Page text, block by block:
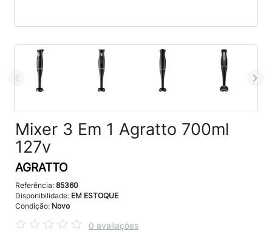
Mixer 3 Em 1 Agratto 700ml
127v
AGRATTO
Referência: 85360
Disponibilidade: EM ESTOQUE
Condição: Novo
0 avaliações